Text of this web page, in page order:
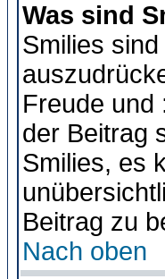
Was sind
Smilies
Freude und
der Beitrag
Smilies, es
Beitrag zu
Nach oben